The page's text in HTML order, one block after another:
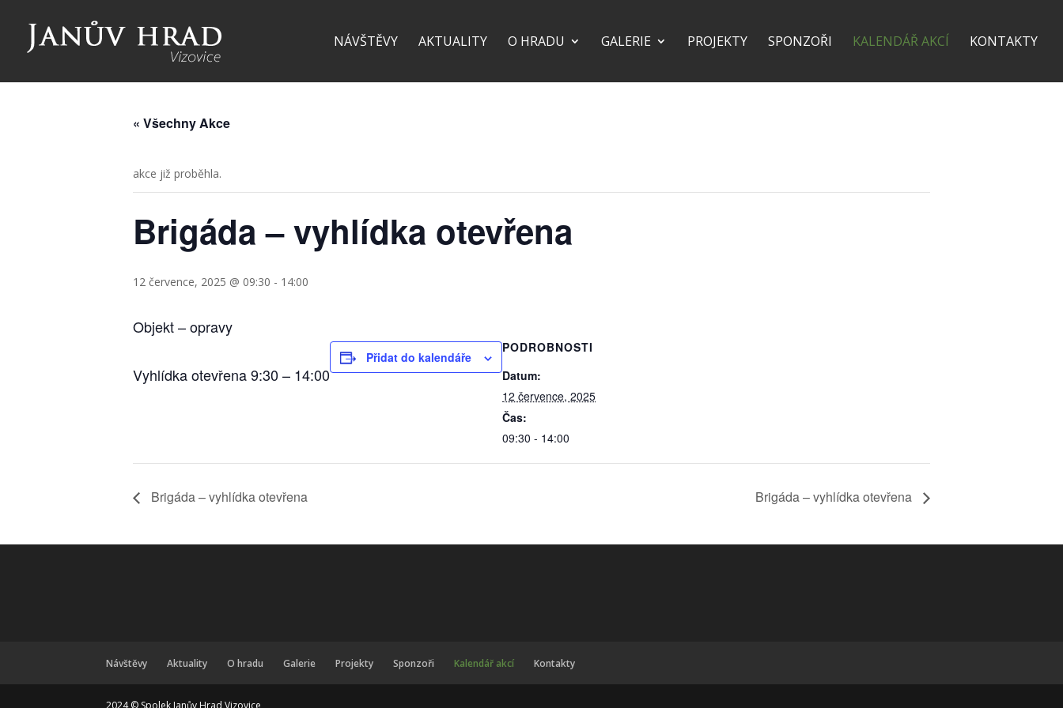
NÁVŠTĚVY AKTUALITY O HRADU GALERIE PROJEKTY SPONZOŘI KALENDÁŘ AKCÍ KONTAKTY
« Všechny Akce
akce již proběhla.
Brigáda – vyhlídka otevřena
12 července, 2025 @ 09:30 - 14:00
Objekt – opravy
Vyhlídka otevřena 9:30 – 14:00
Přidat do kalendáře
PODROBNOSTI
Datum:
12 července, 2025
Čas:
09:30 - 14:00
Brigáda – vyhlídka otevřena Brigáda – vyhlídka otevřena
Návštěvy Aktuality O hradu Galerie Projekty Sponzoři Kalendář akcí Kontakty